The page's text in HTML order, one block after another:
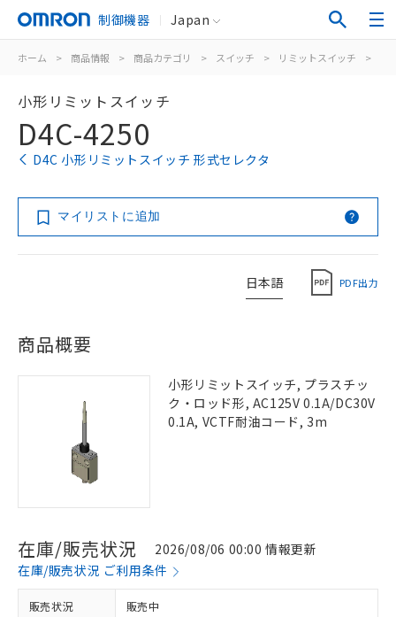
制御機器 Japan
ホーム > 商品情報 > 商品カテゴリ > スイッチ > リミットスイッチ >
小形リミットスイッチ
D4C-4250
D4C 小形リミットスイッチ 形式セレクタ
マイリストに追加
日本語 PDF出力
商品概要
小形リミットスイッチ, プラスチッ
ク・ロッド形, AC125V 0.1A/DC30V
0.1A, VCTF耐油コード, 3m
在庫/販売状況
2026/08/06 00:00 情報更新
在庫/販売状況 ご利用条件
販売状況 販売中